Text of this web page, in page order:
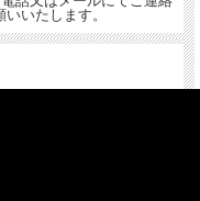
いたします。